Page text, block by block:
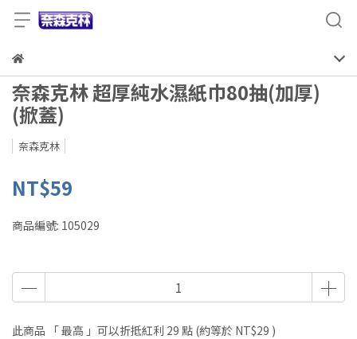
奈森克林 超厚純水濕紙巾80抽(加厚)
(掀蓋)
奈森克林
NT$59
商品編號: 105029
此商品 「 最高 」可以折抵紅利 29 點 (約等於 NT$29 )